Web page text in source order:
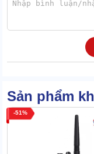
trợ việc truyền thông tin.
thông tin khi cần.
Sản phẩm
51